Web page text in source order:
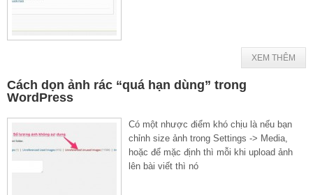
XEM THÊM
Cách dọn ảnh rác “quá hạn dùng” trong
WordPress
Có một nhược điểm khó chịu là nếu bạn
chỉnh size ảnh trong Settings -> Media,
hoặc để mặc định thì mỗi khi upload ảnh
lên bài viết thì nó